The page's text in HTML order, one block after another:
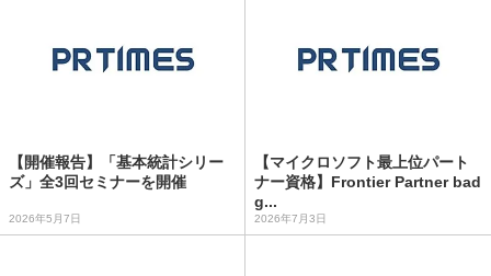
【開催報告】「基本統計シリー
ズ」全3回セミナーを開催
2026年5月7日
【マイクロソフト最上位パート
ナー資格】Frontier Partner bad
g...
2026年7月3日